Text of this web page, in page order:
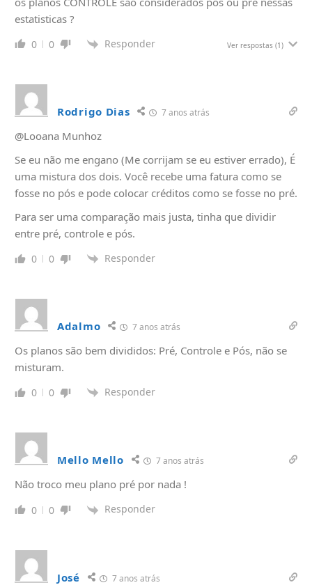
estatisticas ?
0 0 Responder Ver respostas (1)
Rodrigo Dias 7 anos atrás
@Looana Munhoz
Se eu não me engano (Me corrijam se eu estiver errado), É
uma mistura dos dois. Você recebe uma fatura como se
fosse no pós e pode colocar créditos como se fosse no pré.
Para ser uma comparação mais justa, tinha que dividir
entre pré, controle e pós.
0 0 Responder
Adalmo 7 anos atrás
Os planos são bem divididos: Pré, Controle e Pós, não se
misturam.
0 0 Responder
Mello Mello 7 anos atrás
Não troco meu plano pré por nada !
0 0 Responder
José 7 anos atrás